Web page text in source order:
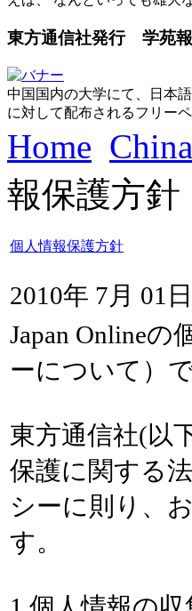
東方通信社発行 学苑報
中国国内の大学にて、日本
に対して配布されるフリー
Home
報保護方針
個人情報保護方針
2010年 7月 01
Japan Online
ーについて）で
東方通信社(以
保護に関する
シーに則り、
す。